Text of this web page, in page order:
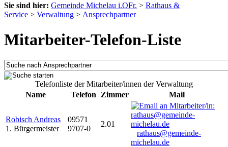
Sie sind hier: Gemeinde Michelau i.OFr. > Rathaus &
Service > Verwaltung > Ansprechpartner
Mitarbeiter-Telefon-Liste
Telefonliste der Mitarbeiter/innen der Verwaltung
Name
Telefon Zimmer Mail
Robisch Andreas
1. Bürgermeister
09571
9707-0
2.01
rathaus@gemeinde-
michelau.de